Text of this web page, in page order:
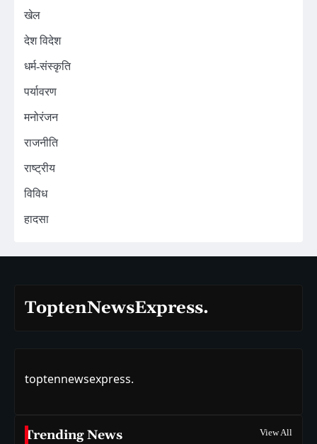
खेल
देश विदेश
धर्म-संस्कृति
पर्यावरण
मनोरंजन
राजनीति
राष्ट्रीय
विविध
हादसा
ToptenNewsExpress.
toptennewsexpress.
Trending News View All